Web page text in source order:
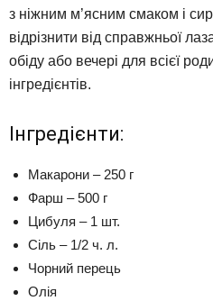
з ніжним м’ясним смаком і
відрізнити від справжньої
обіду або вечері для всієї
інгредієнтів.
Інгредієнти:
Макарони – 250 г
Фарш – 500 г
Цибуля – 1 шт.
Сіль – 1/2 ч. л.
Чорний перець
Олія